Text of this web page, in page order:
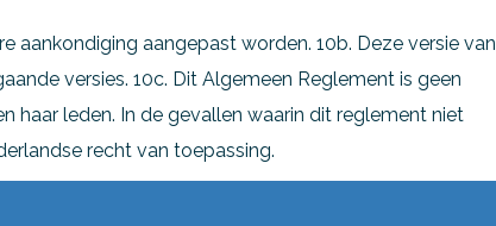
aankondiging aangepast worden. 10b. Deze versie van
versies. 10c. Dit Algemeen Reglement is geen
haar leden. In de gevallen waarin dit reglement niet
recht van toepassing.